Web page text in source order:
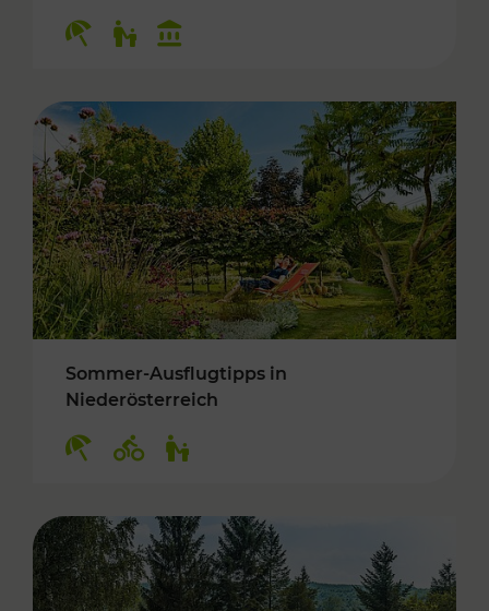
Sommer-Ausflugtipps in
Niederösterreich